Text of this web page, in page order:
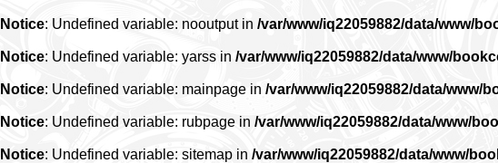
Notice: Undefined variable: nooutput in /var/www/iq22059882/data/www/
Notice: Undefined variable: yarss in /var/www/iq22059882/data/www/
Notice: Undefined variable: mainpage in /var/www/iq22059882/data/www/
Notice: Undefined variable: rubpage in /var/www/iq22059882/data/www/
Notice: Undefined variable: sitemap in /var/www/iq22059882/data/www/